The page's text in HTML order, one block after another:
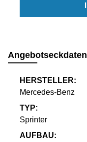
Angebotseckdaten
HERSTELLER:
Mercedes-Benz
TYP:
Sprinter
AUFBAU: